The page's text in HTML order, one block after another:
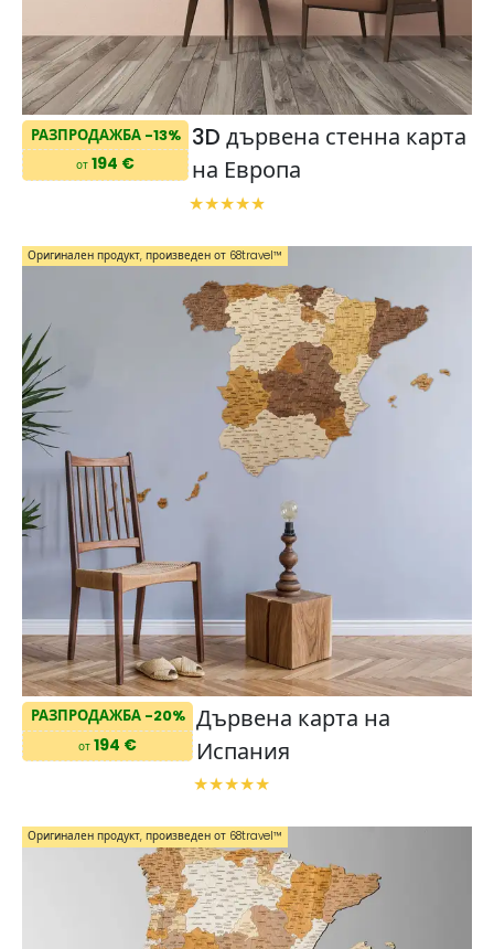
РАЗПРОДАЖБА -13%
от 194 €
3D дървена стенна карта
на Европа
РАЗПРОДАЖБА -20%
от 194 €
Дървена карта на
Испания
Оригинален продукт, произведен от 68travel™️
Оригинален продукт, произведен от 68travel™️